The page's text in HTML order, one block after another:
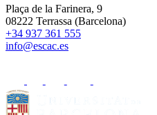
Plaça de la Farinera, 9
08222 Terrassa (Barcelona)
+34 937 361 555
info@escac.es